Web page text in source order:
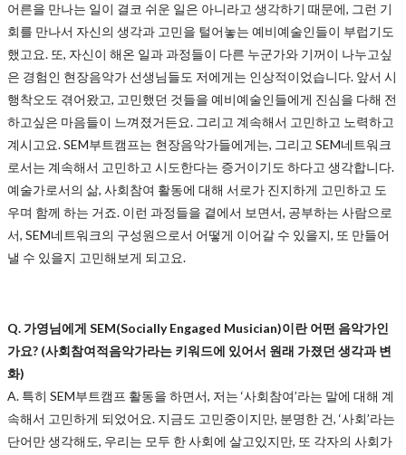
어른을 만나는 일이 결코 쉬운 일은 아니라고 생각하기 때문에, 그런 기
회를 만나서 자신의 생각과 고민을 털어놓는 예비예술인들이 부럽기도
했고요. 또, 자신이 해온 일과 과정들이 다른 누군가와 기꺼이 나누고싶
은 경험인 현장음악가 선생님들도 저에게는 인상적이었습니다. 앞서 시
행착오도 겪어왔고, 고민했던 것들을 예비예술인들에게 진심을 다해 전
하고싶은 마음들이 느껴졌거든요. 그리고 계속해서 고민하고 노력하고
계시고요. SEM부트캠프는 현장음악가들에게는, 그리고 SEM네트워크
로서는 계속해서 고민하고 시도한다는 증거이기도 하다고 생각합니다.
예술가로서의 삶, 사회참여 활동에 대해 서로가 진지하게 고민하고 도
우며 함께 하는 거죠. 이런 과정들을 곁에서 보면서, 공부하는 사람으로
서, SEM네트워크의 구성원으로서 어떻게 이어갈 수 있을지, 또 만들어
낼 수 있을지 고민해보게 되고요.
Q. 가영님에게 SEM(Socially Engaged Musician)이란 어떤 음악가인
가요? (사회참여적음악가라는 키워드에 있어서 원래 가졌던 생각과 변
화)
A. 특히 SEM부트캠프 활동을 하면서, 저는 ‘사회참여’라는 말에 대해 계
속해서 고민하게 되었어요. 지금도 고민중이지만, 분명한 건, ‘사회’라는
단어만 생각해도, 우리는 모두 한 사회에 살고있지만, 또 각자의 사회가